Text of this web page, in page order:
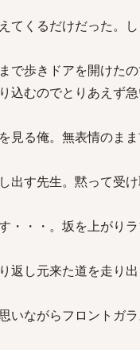
てくるだけだった。
で歩きドアを開けたの
込むのでとりあえず
見る俺。無表情のま
出す先生。黙って受
・・・。坂を上がり
返し元来た道を走り
いながらフロントガ